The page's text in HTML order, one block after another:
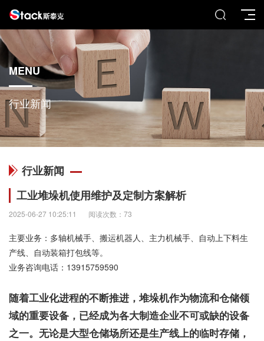
MENU
行业新闻
行业新闻
工业堆垛机使用维护及定制方案解析
2025-06-27 10:25:11 阅读次数：73
主要业务：多轴机械手、搬运机器人、主力机械手、自动上下料生
产线、自动装箱打包线等。
业务咨询电话： 13915759590
随着工业化进程的不断推进，堆垛机作为物流和仓储领
域的重要设备，已经成为各大制造企业不可或缺的设备
之一。无论是大型仓储场所还是生产线上的临时存储，